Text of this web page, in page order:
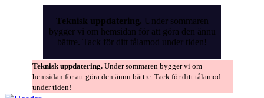
Teknisk uppdatering. Under sommaren
bygger vi om hemsidan för att göra den ännu
bättre. Tack för ditt tålamod under tiden!
Teknisk uppdatering. Under sommaren bygger vi om
hemsidan för att göra den ännu bättre. Tack för ditt tålamod
under tiden!